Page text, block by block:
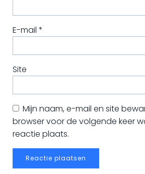
E-mail *
Site
Mijn naam, e-mail en site
browser voor de volgende keer
reactie plaats.